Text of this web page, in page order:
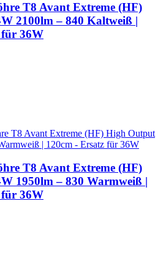
T8 Avant Extreme (HF)
2100lm – 840 Kaltweiß |
für 36W
T8 Avant Extreme (HF)
1950lm – 830 Warmweiß |
für 36W